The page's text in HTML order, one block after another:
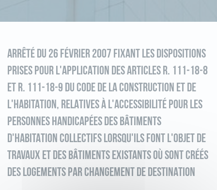
ARRÊTÉ DU 26 FÉVRIER 2007 FIXANT LES DISPOSITIONS
PRISES POUR L'APPLICATION DES ARTICLES R. 111-18-8
ET R. 111-18-9 DU CODE DE LA CONSTRUCTION ET DE
L'HABITATION, RELATIVES À L'ACCESSIBILITÉ POUR LES
PERSONNES HANDICAPÉES DES BÂTIMENTS
D'HABITATION COLLECTIFS LORSQU'ILS FONT L'OBJET DE
TRAVAUX ET DES BÂTIMENTS EXISTANTS OÙ SONT CRÉÉS
DES LOGEMENTS PAR CHANGEMENT DE DESTINATION